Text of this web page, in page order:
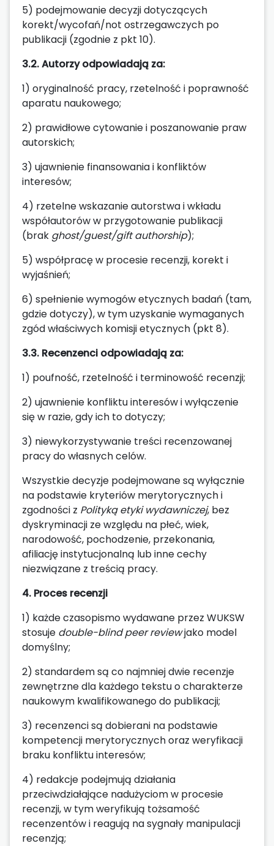
5) podejmowanie decyzji dotyczących
korekt/wycofań/not ostrzegawczych po
publikacji (zgodnie z pkt 10).
3.2. Autorzy odpowiadają za:
1) oryginalność pracy, rzetelność i poprawność
aparatu naukowego;
2) prawidłowe cytowanie i poszanowanie praw
autorskich;
3) ujawnienie finansowania i konfliktów
interesów;
4) rzetelne wskazanie autorstwa i wkładu
współautorów w przygotowanie publikacji
(brak ghost/guest/gift authorship);
5) współpracę w procesie recenzji, korekt i
wyjaśnień;
6) spełnienie wymogów etycznych badań (tam,
gdzie dotyczy), w tym uzyskanie wymaganych
zgód właściwych komisji etycznych (pkt 8).
3.3. Recenzenci odpowiadają za:
1) poufność, rzetelność i terminowość recenzji;
2) ujawnienie konfliktu interesów i wyłączenie
się w razie, gdy ich to dotyczy;
3) niewykorzystywanie treści recenzowanej
pracy do własnych celów.
Wszystkie decyzje podejmowane są wyłącznie
na podstawie kryteriów merytorycznych i
zgodności z Polityką etyki wydawniczej, bez
dyskryminacji ze względu na płeć, wiek,
narodowość, pochodzenie, przekonania,
afiliację instytucjonalną lub inne cechy
niezwiązane z treścią pracy.
4. Proces recenzji
1) każde czasopismo wydawane przez WUKSW
stosuje double-blind peer reviewjako model
domyślny;
2) standardem są co najmniej dwie recenzje
zewnętrzne dla każdego tekstu o charakterze
naukowym kwalifikowanego do publikacji;
3) recenzenci są dobierani na podstawie
kompetencji merytorycznych oraz weryfikacji
braku konfliktu interesów;
4) redakcje podejmują działania
przeciwdziałające nadużyciom w procesie
recenzji, w tym weryfikują tożsamość
recenzentów i reagują na sygnały manipulacji
recenzją;